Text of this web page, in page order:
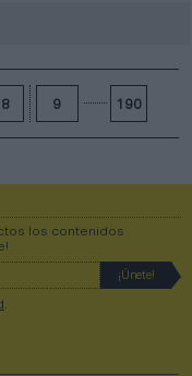
8 9 190
los contenidos